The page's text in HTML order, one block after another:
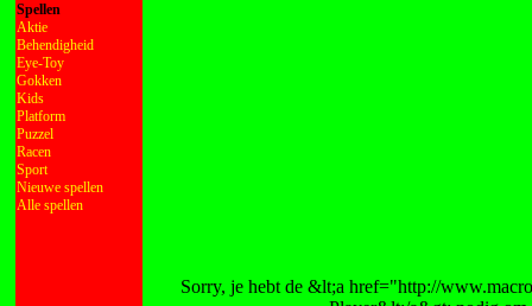
Spellen
Aktie
Behendigheid
Eye-Toy
Gokken
Kids
Platform
Puzzel
Racen
Sport
Nieuwe spellen
Alle spellen
Sorry, je hebt de &lt;a href="http://